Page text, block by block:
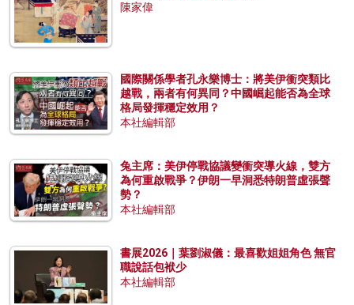
陳家偉
國際關係學者孔永樂博士：將美伊衝突類比
越戰，兩者有何異同？中國崛起能否為全球
格局發揮穩定效用？
本社編輯部
兔主席：美伊停戰協議變衝突導火線，雙方
為何重啟戰爭？伊朗一早洞悉特朗普虛張聲
勢？
本社編輯部
書展2026｜葉劉淑儀：最喜歡姐姐角色 無官
職說話包袱少
本社編輯部